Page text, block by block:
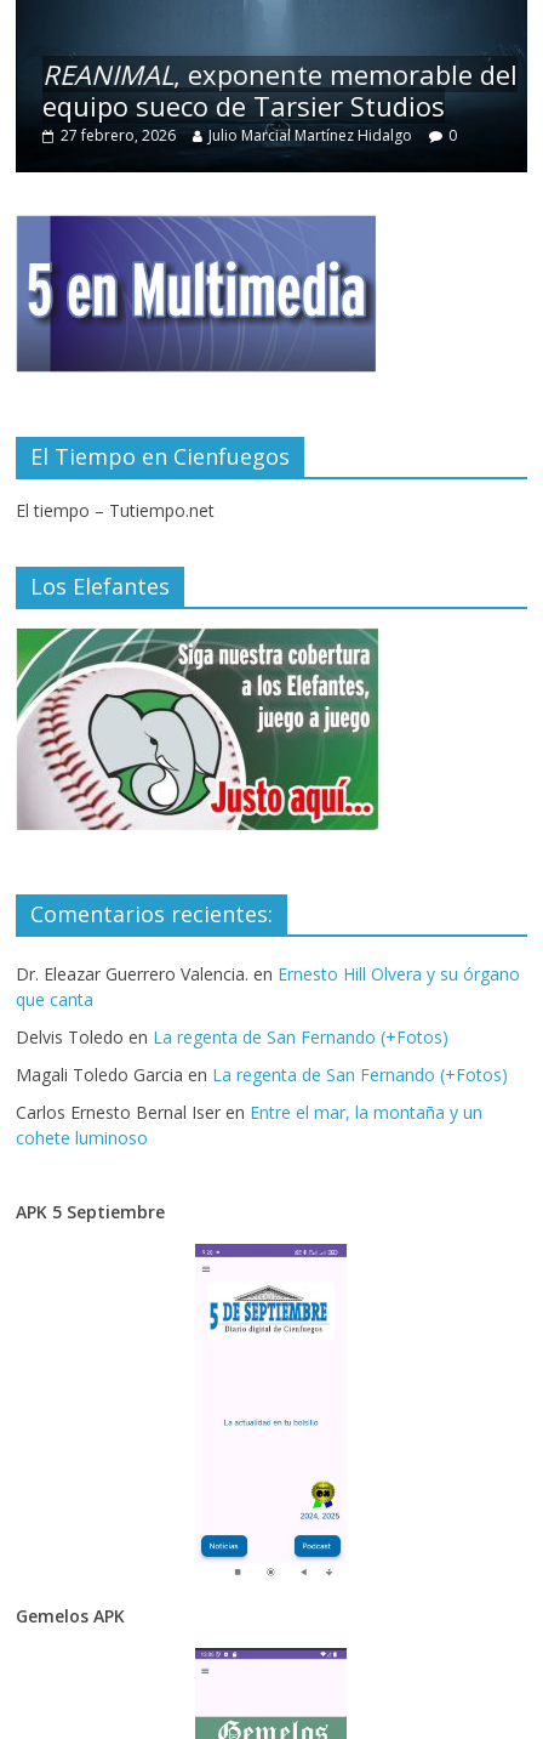
REANIMAL, exponente memorable del
equipo sueco de Tarsier Studios
27 febrero, 2026 Julio Marcial Martínez Hidalgo 0
El Tiempo en Cienfuegos
El tiempo – Tutiempo.net
Los Elefantes
Comentarios recientes:
Dr. Eleazar Guerrero Valencia. en Ernesto Hill Olvera y su órgano
que canta
Delvis Toledo en La regenta de San Fernando (+Fotos)
Magali Toledo Garcia en La regenta de San Fernando (+Fotos)
Carlos Ernesto Bernal Iser en Entre el mar, la montaña y un
cohete luminoso
APK 5 Septiembre
Gemelos APK